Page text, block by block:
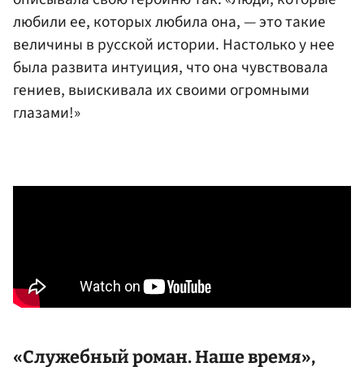
любили ее, которых любила она, — это такие
величины в русской истории. Настолько у нее
была развита интуиция, что она чувствовала
гениев, выискивала их своими огромными
глазами!»
«Служебный роман. Наше время»,